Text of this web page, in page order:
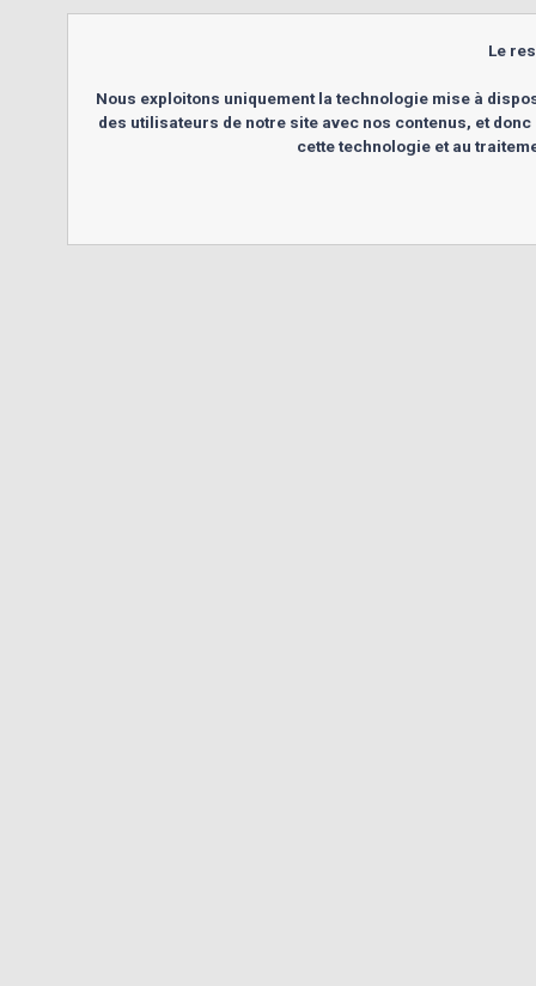
Le
Nous exploitons uniquement la technologie mise à
des utilisateurs de notre site avec nos contenus, et
cette technologie et au